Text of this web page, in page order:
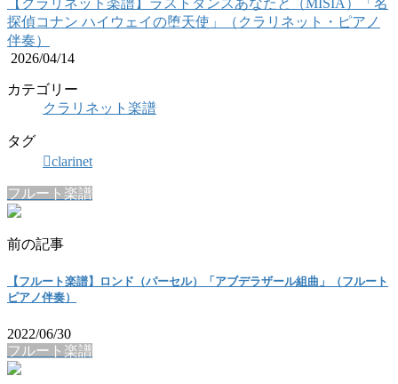
【クラリネット楽譜】ラストダンスあなたと（MISIA）「名
探偵コナン ハイウェイの堕天使」（クラリネット・ピアノ
伴奏）
2026/04/14
カテゴリー
クラリネット楽譜
タグ
clarinet
フルート楽譜
前の記事
【フルート楽譜】ロンド（パーセル）「アブデラザール組曲」（フルート
ピアノ伴奏）
2022/06/30
フルート楽譜